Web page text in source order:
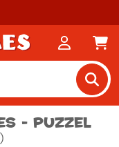
- Puzzel